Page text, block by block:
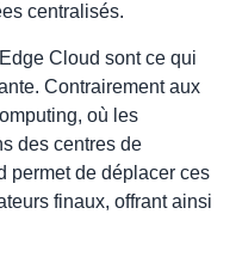
centralisés.
Cloud sont ce qui
Contrairement aux
où les
des centres de
permet de déplacer ces
finaux, offrant ainsi